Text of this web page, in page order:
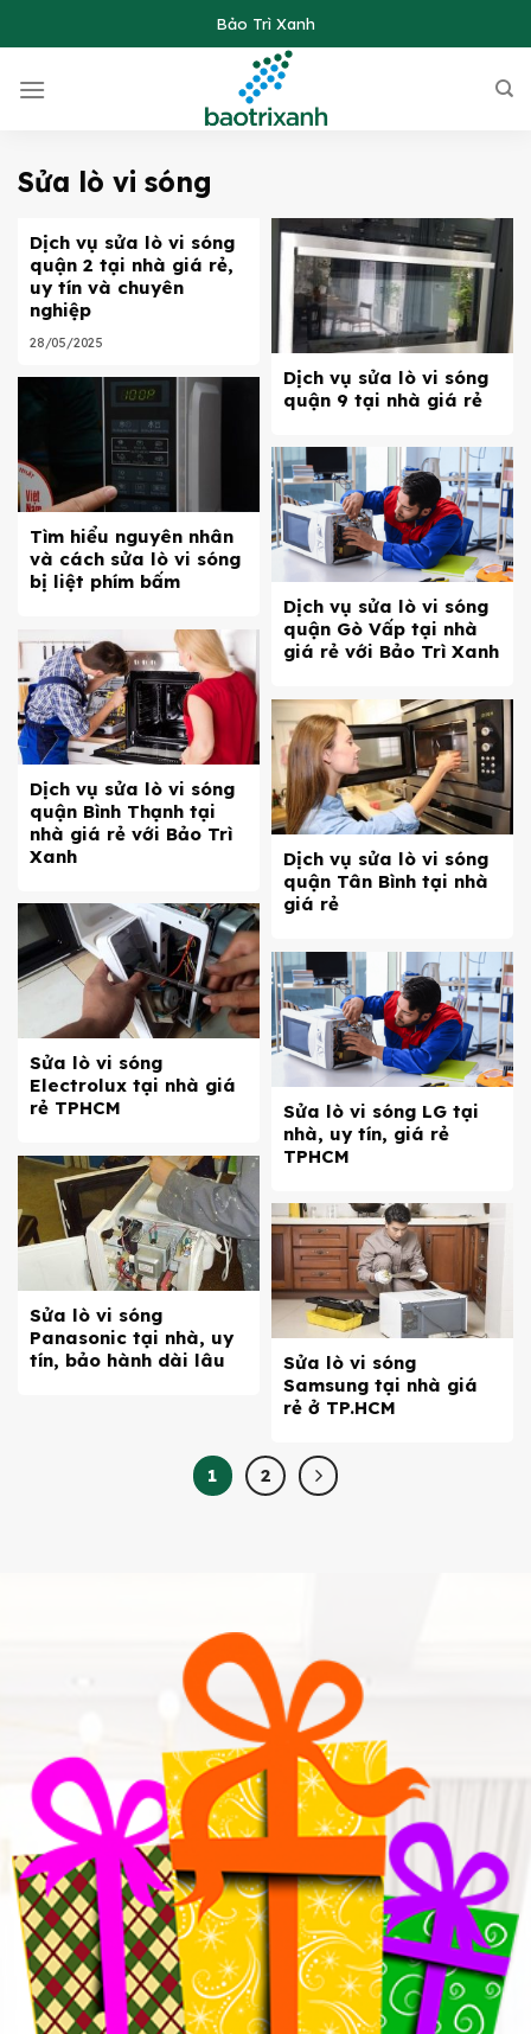
to
Bảo Trì Xanh
Sửa lò vi sóng
Dịch vụ sửa lò vi sóng
quận 2 tại nhà giá rẻ,
uy tín và chuyên
nghiệp
28/05/2025
Dịch vụ sửa lò vi sóng
quận 9 tại nhà giá rẻ
Tìm hiểu nguyên nhân
và cách sửa lò vi sóng
bị liệt phím bấm
Dịch vụ sửa lò vi sóng
quận Gò Vấp tại nhà
giá rẻ với Bảo Trì Xanh
Dịch vụ sửa lò vi sóng
quận Bình Thạnh tại
nhà giá rẻ với Bảo Trì
Xanh
Dịch vụ sửa lò vi sóng
quận Tân Bình tại nhà
giá rẻ
Sửa lò vi sóng
Electrolux tại nhà giá
rẻ TPHCM
Sửa lò vi sóng LG tại
nhà, uy tín, giá rẻ
TPHCM
Sửa lò vi sóng
Panasonic tại nhà, uy
tín, bảo hành dài lâu
Sửa lò vi sóng
Samsung tại nhà giá
rẻ ở TP.HCM
1 2